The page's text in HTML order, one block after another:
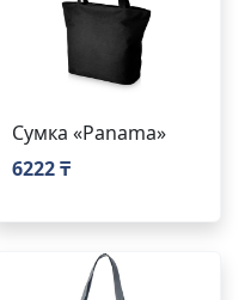
Сумка «Panama»
6222 ₸